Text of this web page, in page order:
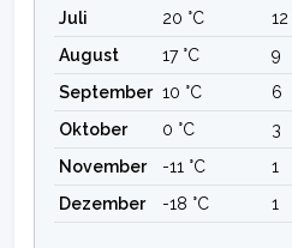
Juli
20 °C 12
August
17 °C 9
September 10 °C 6
Oktober
0 °C 3
November
-11 °C 1
Dezember
-18 °C 1